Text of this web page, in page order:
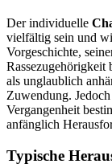
Der individuelle
vielfältig sein und
Vorgeschichte,
Rassezugehörigkeit
als unglaublich
Zuwendung.
Vergangenheit
anfänglich
Typische